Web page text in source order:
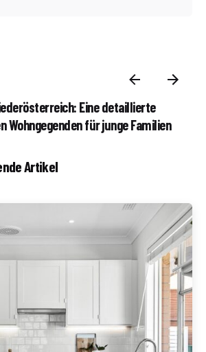
Eine detaillierte
Wohngegenden für junge Familien
Artikel